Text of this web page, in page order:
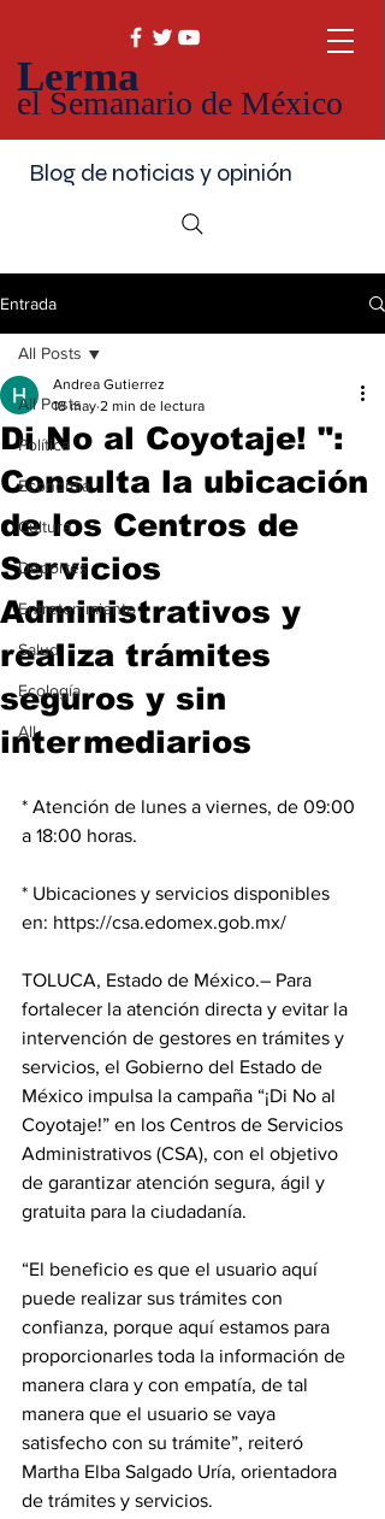
Lerma
el Semanario de México
Blog de noticias y opinión
Entrada
All Posts
Política
Economía
Cultura
Deportes
Entretenimiento
Salud
Ecología
All
All Posts
Di No al Coyotaje! ":
Consulta la ubicación
de los Centros de
Servicios
Administrativos y
realiza trámites
seguros y sin
intermediarios
Andrea Gutierrez
18 may 2 min de lectura
* Atención de lunes a viernes, de 09:00
a 18:00 horas.
* Ubicaciones y servicios disponibles
en: https://csa.edomex.gob.mx/
TOLUCA, Estado de México.– Para
fortalecer la atención directa y evitar la
intervención de gestores en trámites y
servicios, el Gobierno del Estado de
México impulsa la campaña “¡Di No al
Coyotaje!” en los Centros de Servicios
Administrativos (CSA), con el objetivo
de garantizar atención segura, ágil y
gratuita para la ciudadanía.
“El beneficio es que el usuario aquí
puede realizar sus trámites con
confianza, porque aquí estamos para
proporcionarles toda la información de
manera clara y con empatía, de tal
manera que el usuario se vaya
satisfecho con su trámite”, reiteró
Martha Elba Salgado Uría, orientadora
de trámites y servicios.